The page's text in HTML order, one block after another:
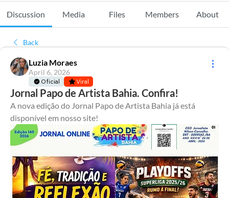
Discussion Media Files Members About
Back
Luzia Moraes
April 6, 2026
Oficial Viral
Jornal Papo de Artista Bahia. Confira!
A nova edição do Jornal Papo de Artista Bahia já está
disponível em nosso site!